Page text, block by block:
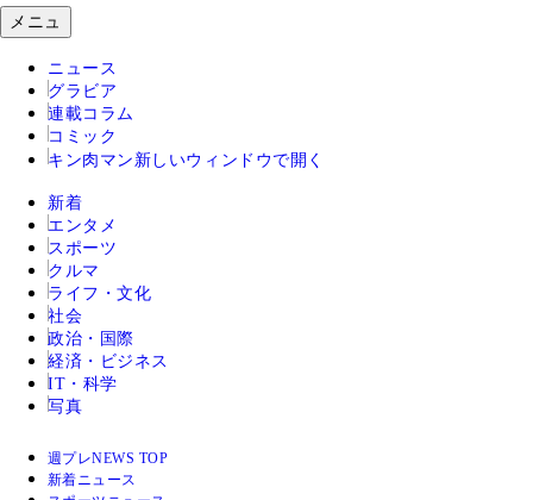
メニュ
ニュース
グラビア
連載コラム
コミック
キン肉マン 新しいウィンドウで開く
新着
エンタメ
スポーツ
クルマ
ライフ・文化
社会
政治・国際
経済・ビジネス
IT・科学
写真
週プレNEWS TOP
新着ニュース